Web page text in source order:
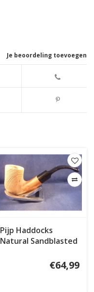
Je beoordeling toevoegen
Pijp Haddocks
Natural Sandblasted
€64,99